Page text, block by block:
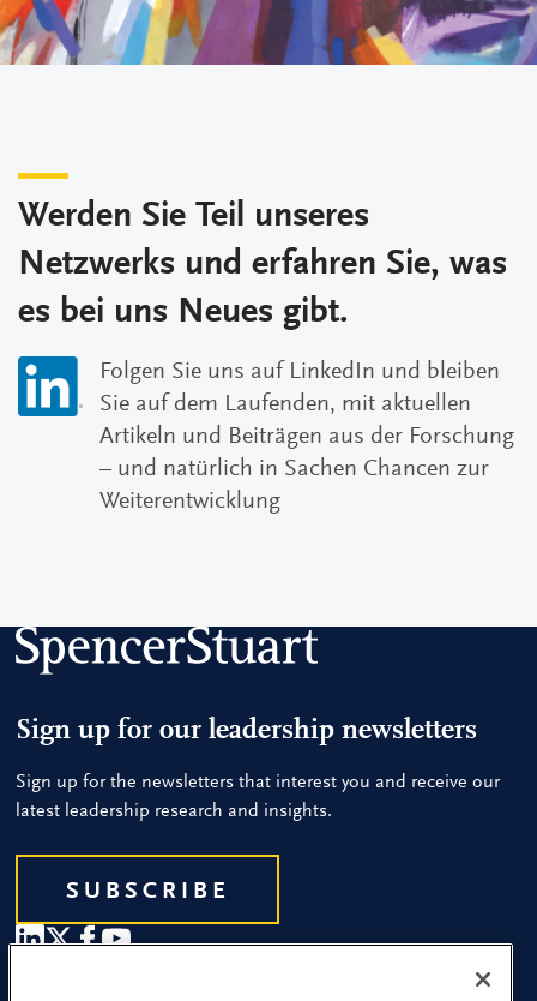
Werden Sie Teil unseres
Netzwerks und erfahren Sie, was
es bei uns Neues gibt.
Folgen Sie uns auf LinkedIn und bleiben
Sie auf dem Laufenden, mit aktuellen
Artikeln und Beiträgen aus der Forschung
– und natürlich in Sachen Chancen zur
Weiterentwicklung
Sign up for our leadership newsletters
Sign up for the newsletters that interest you and receive our
latest leadership research and insights.
SUBSCRIBE